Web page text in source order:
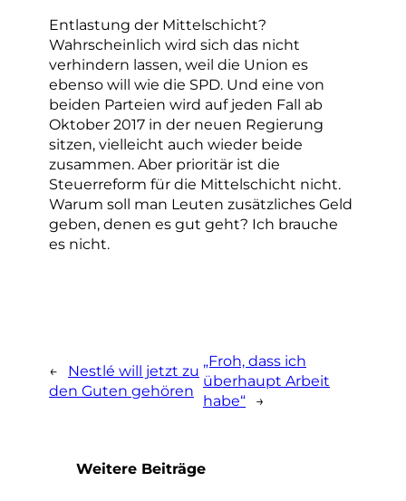
Entlastung der Mittelschicht?
Wahrscheinlich wird sich das nicht
verhindern lassen, weil die Union es
ebenso will wie die SPD. Und eine von
beiden Parteien wird auf jeden Fall ab
Oktober 2017 in der neuen Regierung
sitzen, vielleicht auch wieder beide
zusammen. Aber prioritär ist die
Steuerreform für die Mittelschicht nicht.
Warum soll man Leuten zusätzliches Geld
geben, denen es gut geht? Ich brauche
es nicht.
←
Nestlé will jetzt zu
den Guten gehören
„Froh, dass ich
überhaupt Arbeit
habe“ →
Weitere Beiträge